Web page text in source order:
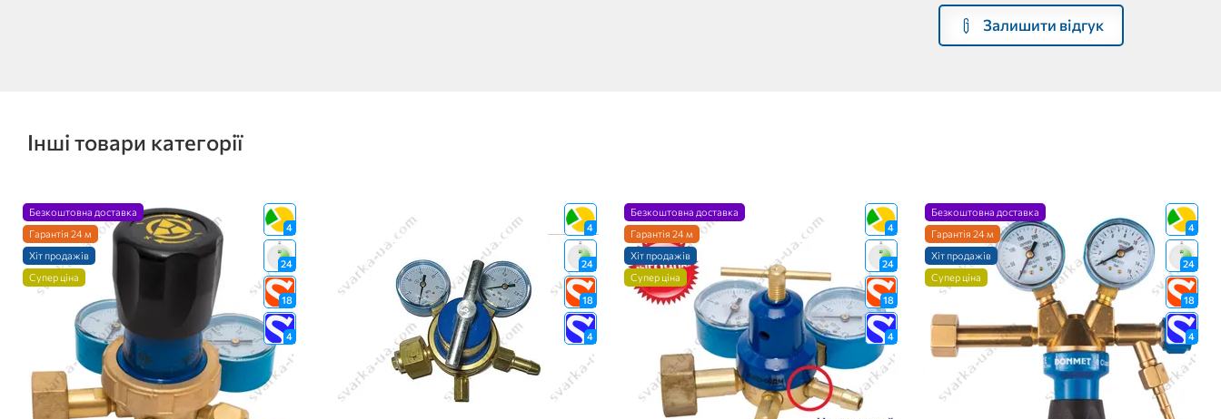
Залишити відгук
Інші товари категорії
4
24
18
4
Безкоштовна доставка
Гарантія 24 м
Хіт продажів
Супер ціна
4
24
18
4
4
24
18
4
Безкоштовна доставка
Гарантія 24 м
Хіт продажів
Супер ціна
4
24
18
4
Безкоштовна доставка
Гарантія 24 м
Хіт продажів
Супер ціна